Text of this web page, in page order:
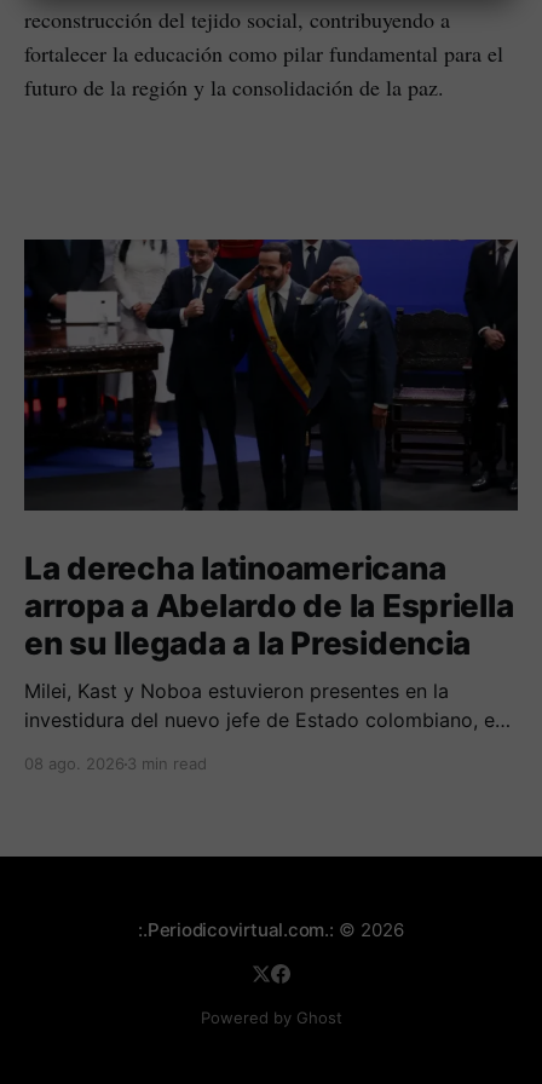
reconstrucción del tejido social, contribuyendo a
fortalecer la educación como pilar fundamental para el
futuro de la región y la consolidación de la paz.
La derecha latinoamericana
arropa a Abelardo de la Espriella
en su llegada a la Presidencia
Milei, Kast y Noboa estuvieron presentes en la
investidura del nuevo jefe de Estado colombiano, en
mensajes de acercamiento regional.
08 ago. 2026 3 min read
:.Periodicovirtual.com.: © 2026
Powered by Ghost